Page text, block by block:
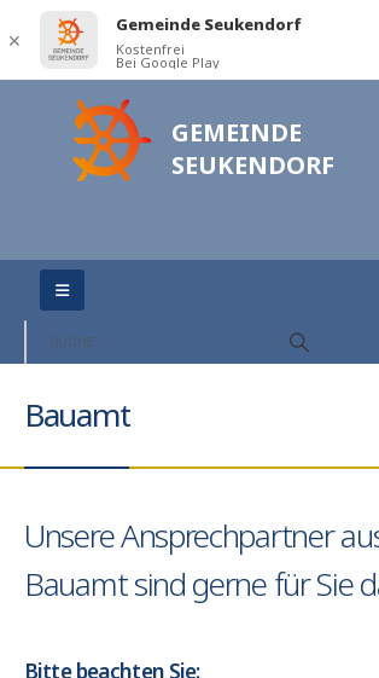
GEMEINDE
SEUKENDORF
Bauamt
Unsere Ansprechpartner
Bauamt sind gerne für Sie
Bitte beachten Sie:
✕
Gemeinde Seukendorf
Kostenfrei
Bei Google Play